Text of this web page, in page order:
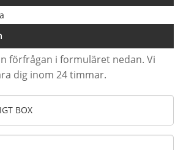
förfrågan i formuläret nedan. Vi
dig inom 24 timmar.